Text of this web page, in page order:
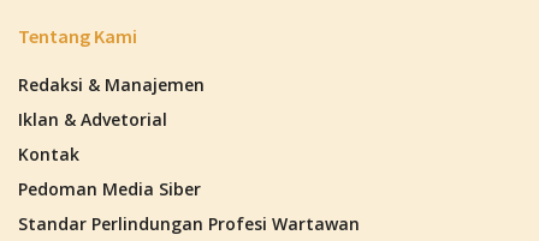
Tentang Kami
Redaksi & Manajemen
Iklan & Advetorial
Kontak
Pedoman Media Siber
Standar Perlindungan Profesi Wartawan